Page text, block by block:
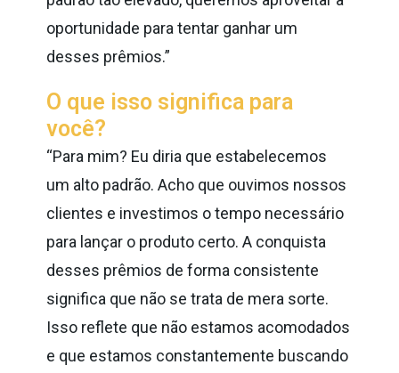
oportunidade para tentar ganhar um
desses prêmios.”
O que isso significa para
você?
“Para mim? Eu diria que estabelecemos
um alto padrão. Acho que ouvimos nossos
clientes e investimos o tempo necessário
para lançar o produto certo. A conquista
desses prêmios de forma consistente
significa que não se trata de mera sorte.
Isso reflete que não estamos acomodados
e que estamos constantemente buscando